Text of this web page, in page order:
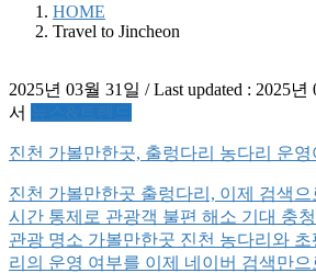
HOME
Travel to Jincheon
2025년 03월 31일 / Last updated : 2025년
서
진천 가볼만한곳, 출렁다리 농다리 운
진천 가볼만한곳 출렁다리, 이제 검색
시간 통제로 관광객 불편 해소 기대 충
관광 명소 가볼만한곳 진천 농다리와
리의 운영 여부를 이제 네이버 검색만